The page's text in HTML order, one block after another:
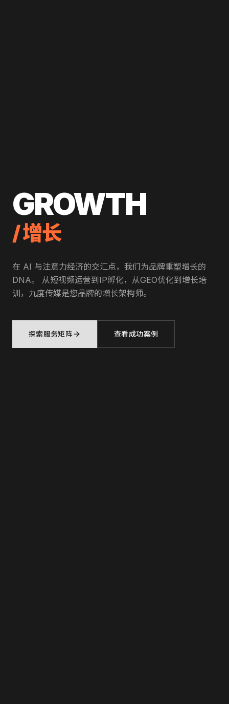
GROWTH
/ 增长
在 AI 与注意力经济的交汇点，我们为品牌重塑增长的
DNA。 从短视频运营到IP孵化，从GEO优化到增长培
训，九度传媒是您品牌的增长架构师。
探索服务矩阵 查看成功案例